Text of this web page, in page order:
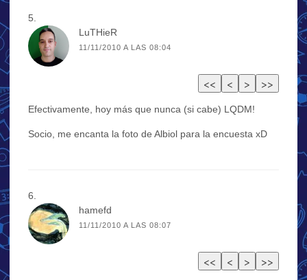
LuTHieR
11/11/2010 A LAS 08:04
Efectivamente, hoy más que nunca (si cabe) LQDM!
Socio, me encanta la foto de Albiol para la encuesta xD
hamefd
11/11/2010 A LAS 08:07